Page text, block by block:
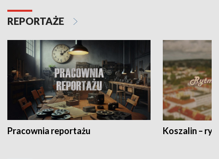
REPORTAŻE
Pracownia reportażu Koszalin –